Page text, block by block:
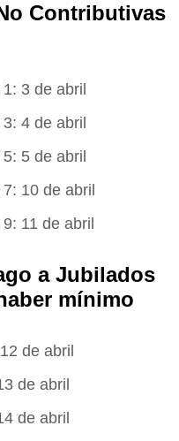
Contributivas
3 de abril
4 de abril
5 de abril
10 de abril
11 de abril
a Jubilados
mínimo
de abril
de abril
de abril